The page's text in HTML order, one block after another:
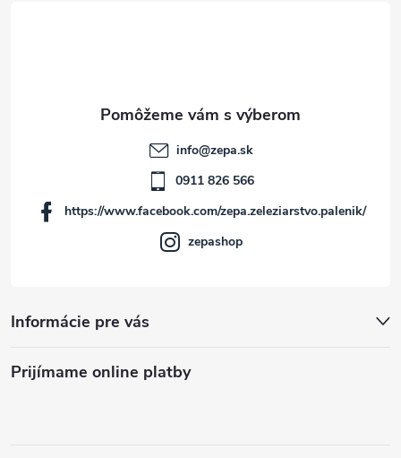
Informácie pre vás
info@zepa.sk
0911 826 566
https://www.facebook.com/zepa.zeleziarstvo.palenik/
zepashop
Prijímame online platby